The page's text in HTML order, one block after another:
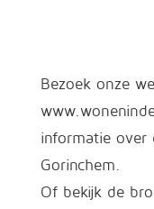
Bezoek onze
informatie over
Gorinchem.
Of bekijk de